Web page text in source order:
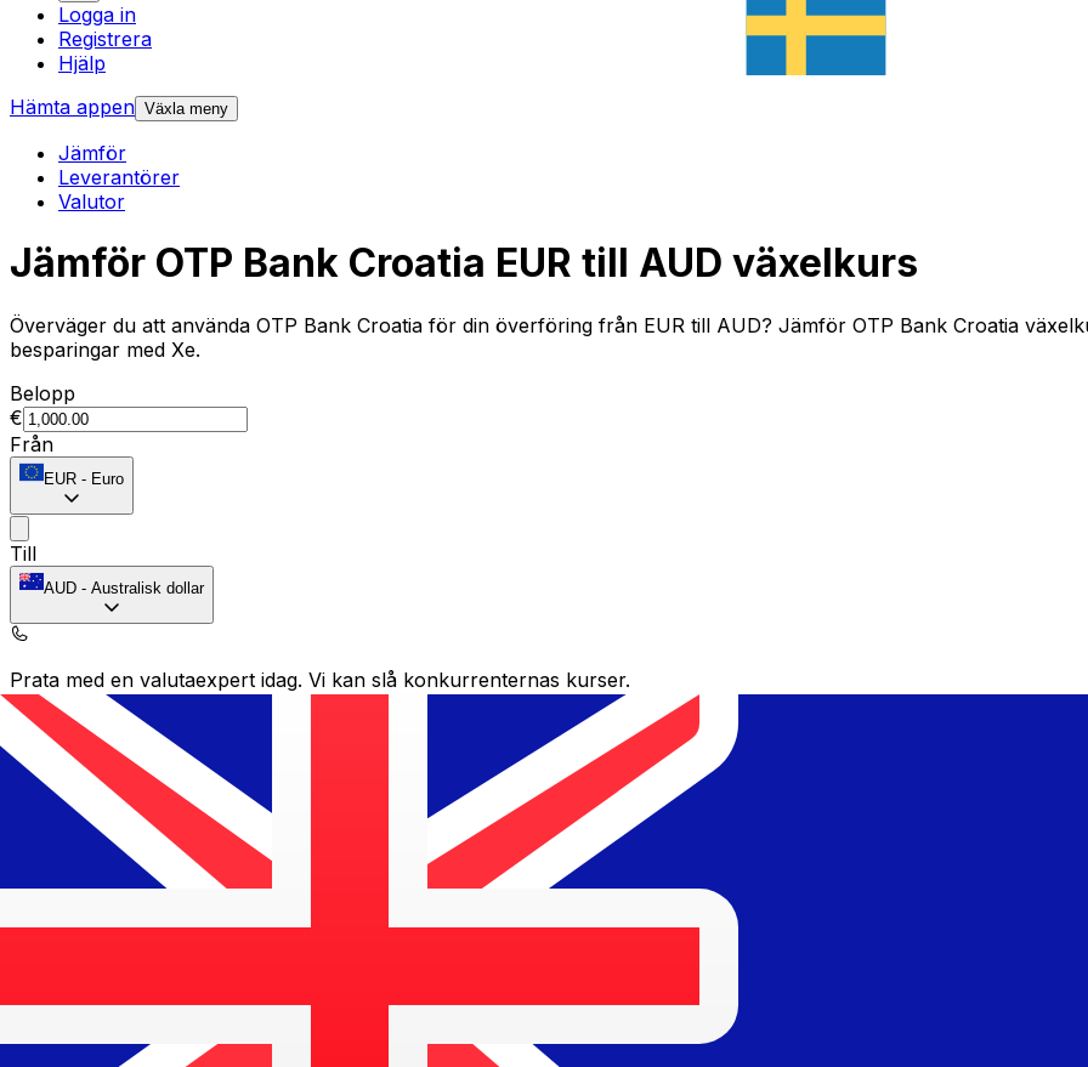
Logga in
Registrera
Hjälp
Hämta appen Växla meny
Jämför
Leverantörer
Valutor
Jämför OTP Bank Croatia EUR till AUD växelkurs
Överväger du att använda OTP Bank Croatia för din överföring från EUR till AUD? Jämför OTP Bank Croatia
besparingar med Xe.
Belopp
€
Från
EUR - Euro
Till
AUD - Australisk dollar
Prata med en valutaexpert idag. Vi kan slå konkurrenternas kurser.
Boka ett samtal
Leverantör